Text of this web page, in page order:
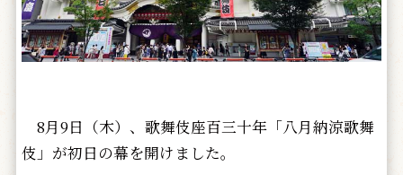
8月9日（木）、歌舞伎座百三十年「八月納涼歌舞
伎」が初日の幕を開けました。